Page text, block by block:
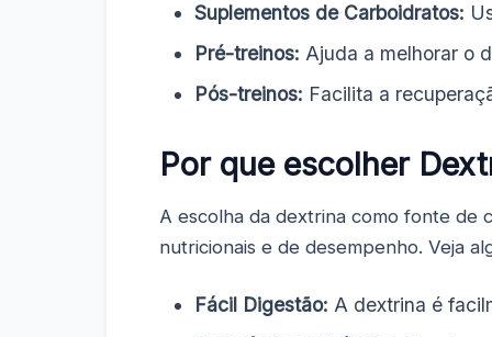
Suplementos de Carboidratos:
Pré-treinos: Ajuda a melhorar o
Pós-treinos: Facilita a
Por que escolher
A escolha da dextrina como fonte de
nutricionais e de desempenho. Veja
Fácil Digestão: A dextrina é